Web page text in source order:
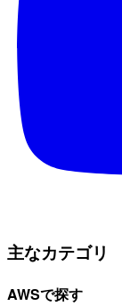
主なカテゴリ
AWSで探す